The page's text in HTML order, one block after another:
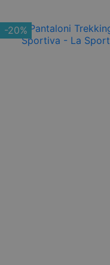
-20%